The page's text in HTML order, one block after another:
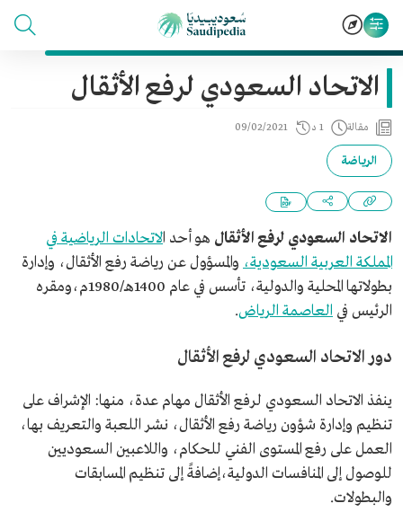
الاتحاد السعودي لرفع الأثقال
مقالة 1 د 09/02/2021
الرياضة
الاتحاد السعودي لرفع الأثقال هو أحد الاتحادات الرياضية في
المملكة العربية السعودية، والمسؤول عن رياضة رفع الأثقال، وإدارة
بطولاتها المحلية والدولية، تأسس في عام 1400هـ/1980م،ومقره
الرئيس في العاصمة الرياض.
دور الاتحاد السعودي لرفع الأثقال
ينفذ الاتحاد السعودي لرفع الأثقال مهام عدة، منها: الإشراف على
تنظيم وإدارة شؤون رياضة رفع الأثقال، نشر اللعبة والتعريف بها،
العمل على رفع المستوى الفني للحكام، واللاعبين السعوديين
للوصول إلى المنافسات الدولية،إضافةً إلى تنظيم المسابقات
والبطولات.